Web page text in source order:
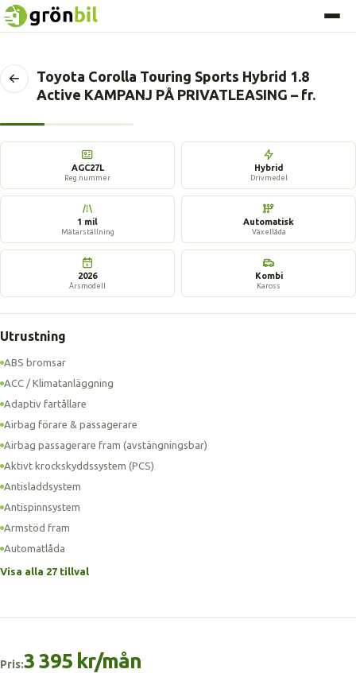
Tillbaka
sida
Toyota Corolla Touring Sports Hybrid 1.8
Active KAMPANJ PÅ PRIVATLEASING – fr.
AGC27L
Reg.nummer
Hybrid
Drivmedel
1 mil
Mätarställning
Automatisk
Växellåda
2026
Årsmodell
Kombi
Kaross
Utrustning
ABS bromsar
ACC / Klimatanläggning
Adaptiv fartållare
Airbag förare & passagerare
Airbag passagerare fram (avstängningsbar)
Aktivt krockskyddssystem (PCS)
Antisladdsystem
Antispinnsystem
Armstöd fram
Automatlåda
Visa alla 27 tillval
Pris:3 395 kr/mån